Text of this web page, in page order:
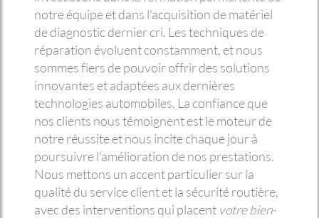
notre équipe et dans l'acquisition de matériel
de diagnostic dernier cri. Les techniques de
réparation évoluent constamment, et nous
sommes fiers de pouvoir offrir des solutions
innovantes et adaptées aux dernières
technologies automobiles. La confiance que
nos clients nous témoignent est le moteur de
notre réussite et nous incite chaque jour à
poursuivre l'amélioration de nos prestations.
Nous mettons un accent particulier sur la
qualité du service client et la sécurité routière,
avec des interventions qui placent votre bien-